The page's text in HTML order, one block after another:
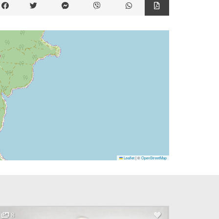
Leaflet|©OpenStreetMap
8